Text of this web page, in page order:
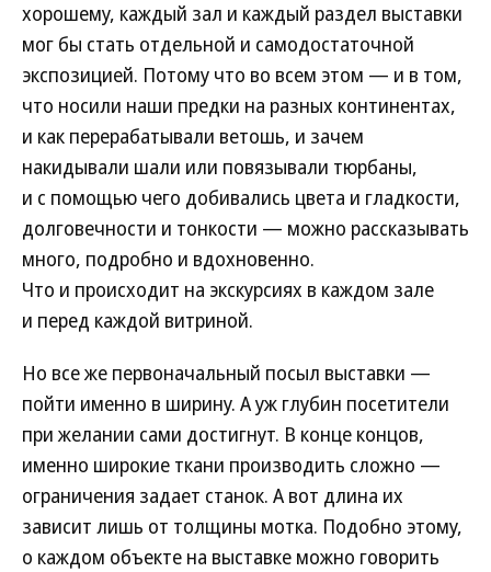
хорошему, каждый зал и каждый раздел выставки
мог бы стать отдельной и самодостаточной
экспозицией. Потому что во всем этом — и в том,
что носили наши предки на разных континентах,
и как перерабатывали ветошь, и зачем
накидывали шали или повязывали тюрбаны,
и с помощью чего добивались цвета и гладкости,
долговечности и тонкости — можно рассказывать
много, подробно и вдохновенно.
Что и происходит на экскурсиях в каждом зале
и перед каждой витриной.
Но все же первоначальный посыл выставки —
пойти именно в ширину. А уж глубин посетители
при желании сами достигнут. В конце концов,
именно широкие ткани производить сложно —
ограничения задает станок. А вот длина их
зависит лишь от толщины мотка. Подобно этому,
о каждом объекте на выставке можно говорить